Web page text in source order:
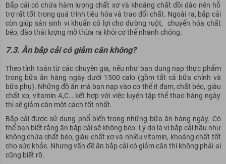
Bắp cải có chứa hàm lượng chất xơ và khoáng chất dồi dào nên hỗ
trợ rất tốt trong quá trình tiêu hóa và trao đổi chất. Ngoài ra, bắp cải
còn giúp sản sinh vi khuẩn có lợi cho đường ruột, chuyển hóa chất
béo, đào thải lượng mỡ thừa ra khỏi cơ thể nhanh chóng.
7.3. Ăn bắp cải có giảm cân không?
Theo tính toán từ các chuyên gia, nếu như bạn dung nạp thực phẩm
trong bữa ăn hàng ngày dưới 1500 calo (gồm tất cả bữa chính và
bữa phụ). Những đồ ăn mà bạn nạp vào cơ thể ít đạm, chất béo, giàu
chất xơ, vitamin A,C….kết hợp với việc luyện tập thể thao hàng ngày
thì sẽ giảm cân một cách tốt nhất.
Bắp cải được sử dụng phổ biến trong những bữa ăn hàng ngày. Có
thể bạn biết rằng ăn bắp cải sẽ không béo. Lý do là vì bắp cải hầu như
không chứa chất béo, giàu chất xơ và nhiều vitamin, khoáng chất tốt
cho sức khỏe. Nhưng vấn đề ăn bắp cải có giảm cân thì không phải ai
cũng biết rõ.